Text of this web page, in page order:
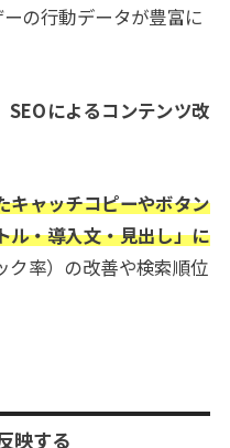
の行動データが豊富に
SEOによるコンテンツ改
キャッチコピーやボタン
ル・導入文・見出し」に
ク率）の改善や検索順位
映する